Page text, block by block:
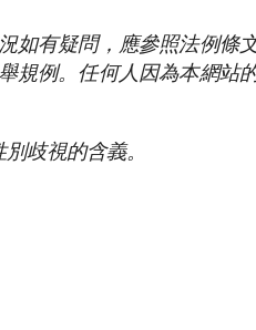
如有疑問，應參照法例條
規例。任何人因為本網站
歧視的含義。